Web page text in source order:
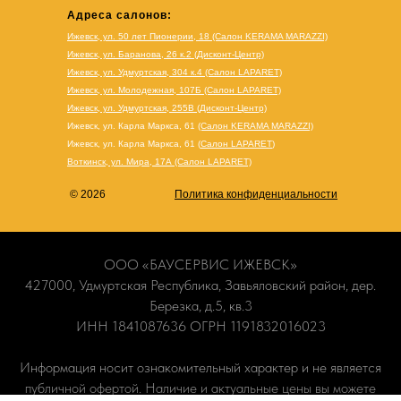
Адреса салонов:
Ижевск, ул. 50 лет Пионерии, 18 (Салон KERAMA MARAZZI)
Ижевск, ул. Баранова, 26 к.2 (Дисконт-Центр)
Ижевск, ул. Удмуртская, 304 к.4 (Салон LAPARET)
Ижевск, ул. Молодежная, 107Б (Салон LAPARET)
Ижевск, ул. Удмуртская, 255В (Дисконт-Центр)
Ижевск, ул. Карла Маркса, 61 (Салон KERAMA MARAZZI)
Ижевск, ул. Карла Маркса, 61 (Салон LAPARET)
Воткинск, ул. Мира, 17А (Салон LAPARET)
© 2026 Политика конфиденциальности
ООО «БАУСЕРВИС ИЖЕВСК»
427000, Удмуртская Республика, Завьяловский район, дер.
Березка, д.5, кв.3
ИНН 1841087636 ОГРН 1191832016023
Информация носит ознакомительный характер и не является
публичной офертой. Наличие и актуальные цены вы можете